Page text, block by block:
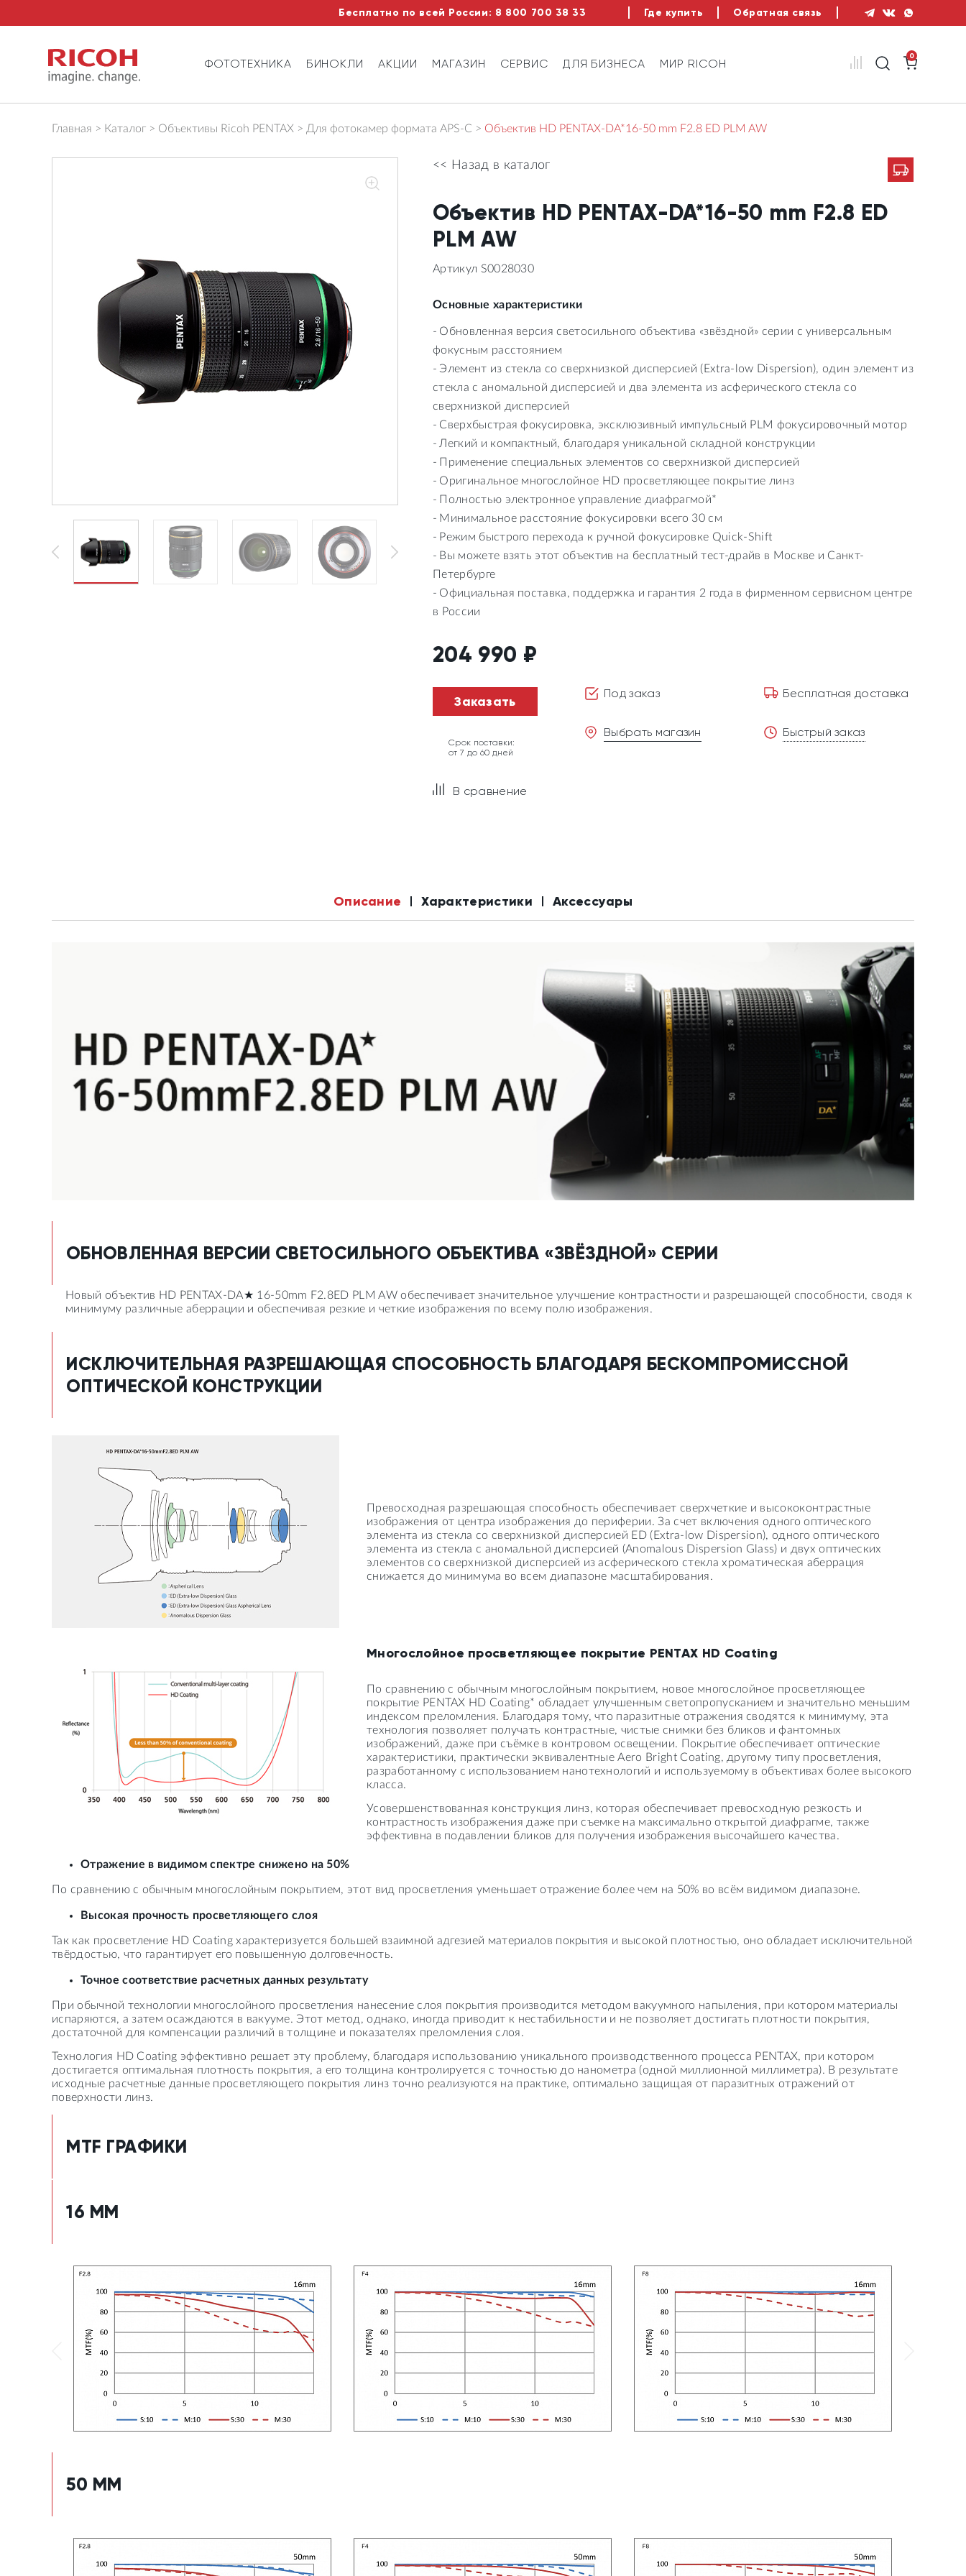
Бесплатно по всей России: 8 800 700 38 33 Где купить Обратная связь
ФОТОТЕХНИКА БИНОКЛИ АКЦИИ МАГАЗИН СЕРВИС ДЛЯ БИЗНЕСА МИР RICOH
0
Главная Каталог Объективы Ricoh PENTAX Для фотокамер формата APS-C Объектив HD PENTAX-DA*16-50 mm F2.8 ED PLM AW
<< Назад в каталог
Объектив HD PENTAX-DA*16-50 mm F2.8 ED
PLM AW
Артикул S0028030
Основные характеристики
Обновленная версия светосильного объектива «звёздной» серии с универсальным
фокусным расстоянием
Элемент из стекла со сверхнизкой дисперсией (Extra-low Dispersion), один элемент из
стекла с аномальной дисперсией и два элемента из асферического стекла со
сверхнизкой дисперсией
Сверхбыстрая фокусировка, эксклюзивный импульсный PLM фокусировочный мотор
Легкий и компактный, благодаря уникальной складной конструкции
Применение специальных элементов со сверхнизкой дисперсией
Оригинальное многослойное HD просветляющее покрытие линз
Полностью электронное управление диафрагмой*
Минимальное расстояние фокусировки всего 30 см
Режим быстрого перехода к ручной фокусировке Quick-Shift
Вы можете взять этот объектив на бесплатный тест-драйв в Москве и Санкт-
Петербурге
Официальная поставка, поддержка и гарантия 2 года в фирменном сервисном центре
в России
204 990 ₽
Заказать
Срок поставки:
от 7 до 60 дней
В сравнение
Под заказ
Выбрать магазин
Бесплатная доставка
Быстрый заказ
Описание Характеристики Аксессуары
ОБНОВЛЕННАЯ ВЕРСИИ СВЕТОСИЛЬНОГО ОБЪЕКТИВА «ЗВЁЗДНОЙ» СЕРИИ
Новый объектив HD PENTAX-DA★ 16-50mm F2.8ED PLM AW обеспечивает значительное улучшение контрастности и разрешающей способности, сводя к
минимуму различные аберрации и обеспечивая резкие и четкие изображения по всему полю изображения.
ИСКЛЮЧИТЕЛЬНАЯ РАЗРЕШАЮЩАЯ СПОСОБНОСТЬ БЛАГОДАРЯ БЕСКОМПРОМИССНОЙ
ОПТИЧЕСКОЙ КОНСТРУКЦИИ
Превосходная разрешающая способность обеспечивает сверхчеткие и высококонтрастные
изображения от центра изображения до периферии. За счет включения одного оптического
элемента из стекла со сверхнизкой дисперсией ED (Extra-low Dispersion), одного оптического
элемента из стекла с аномальной дисперсией (Anomalous Dispersion Glass) и двух оптических
элементов со сверхнизкой дисперсией из асферического стекла хроматическая аберрация
снижается до минимума во всем диапазоне масштабирования.
Многослойное просветляющее покрытие PENTAX HD Coating
По сравнению с обычным многослойным покрытием, новое многослойное просветляющее
покрытие PENTAX HD Coating* обладает улучшенным светопропусканием и значительно меньшим
индексом преломления. Благодаря тому, что паразитные отражения сводятся к минимуму, эта
технология позволяет получать контрастные, чистые снимки без бликов и фантомных
изображений, даже при съёмке в контровом освещении. Покрытие обеспечивает оптические
характеристики, практически эквивалентные Aero Bright Coating, другому типу просветления,
разработанному с использованием нанотехнологий и используемому в объективах более высокого
класса.
Усовершенствованная конструкция линз, которая обеспечивает превосходную резкость и
контрастность изображения даже при съемке на максимально открытой диафрагме, также
эффективна в подавлении бликов для получения изображения высочайшего качества.
Отражение в видимом спектре снижено на 50%
По сравнению с обычным многослойным покрытием, этот вид просветления уменьшает отражение более чем на 50% во всём видимом диапазоне.
Высокая прочность просветляющего слоя
Так как просветление HD Coating характеризуется большей взаимной адгезией материалов покрытия и высокой плотностью, оно обладает исключительной
твёрдостью, что гарантирует его повышенную долговечность.
Точное соответствие расчетных данных результату
При обычной технологии многослойного просветления нанесение слоя покрытия производится методом вакуумного напыления, при котором материалы
испаряются, а затем осаждаются в вакууме. Этот метод, однако, иногда приводит к нестабильности и не позволяет достигать плотности покрытия,
достаточной для компенсации различий в толщине и показателях преломления слоя.
Технология HD Coating эффективно решает эту проблему, благодаря использованию уникального производственного процесса PENTAX, при котором
достигается оптимальная плотность покрытия, а его толщина контролируется с точностью до нанометра (одной миллионной миллиметра). В результате
исходные расчетные данные просветляющего покрытия линз точно реализуются на практике, оптимально защищая от паразитных отражений от
поверхности линз.
MTF ГРАФИКИ
16 ММ
50 ММ